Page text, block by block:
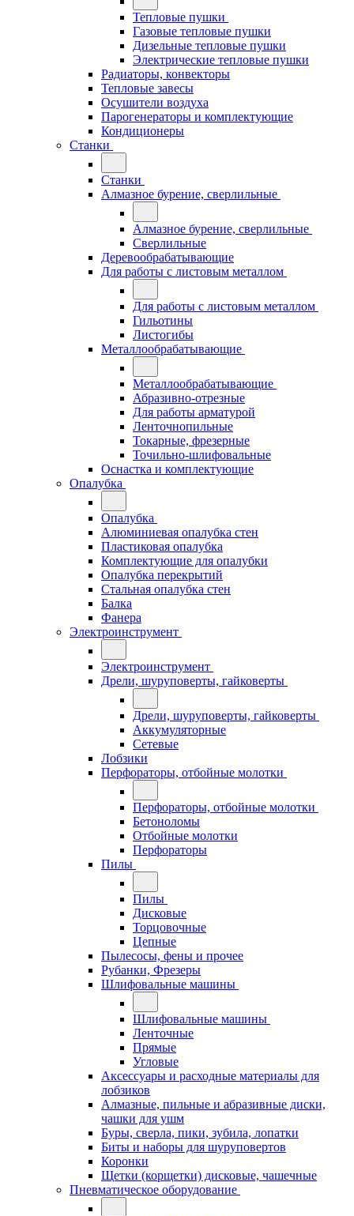
Тепловые пушки
Газовые тепловые пушки
Дизельные тепловые пушки
Электрические тепловые пушки
Радиаторы, конвекторы
Тепловые завесы
Осушители воздуха
Парогенераторы и комплектующие
Кондиционеры
Станки
Станки
Алмазное бурение, сверлильные
Алмазное бурение, сверлильные
Сверлильные
Деревообрабатывающие
Для работы с листовым металлом
Для работы с листовым металлом
Гильотины
Листогибы
Металлообрабатывающие
Металлообрабатывающие
Абразивно-отрезные
Для работы арматурой
Ленточнопильные
Токарные, фрезерные
Точильно-шлифовальные
Оснастка и комплектующие
Опалубка
Опалубка
Алюминиевая опалубка стен
Пластиковая опалубка
Комплектующие для опалубки
Опалубка перекрытий
Стальная опалубка стен
Балка
Фанера
Электроинструмент
Электроинструмент
Дрели, шуруповерты, гайковерты
Дрели, шуруповерты, гайковерты
Аккумуляторные
Сетевые
Лобзики
Перфораторы, отбойные молотки
Перфораторы, отбойные молотки
Бетоноломы
Отбойные молотки
Перфораторы
Пилы
Пилы
Дисковые
Торцовочные
Цепные
Пылесосы, фены и прочее
Рубанки, Фрезеры
Шлифовальные машины
Шлифовальные машины
Ленточные
Прямые
Угловые
Аксессуары и расходные материалы для
лобзиков
Алмазные, пильные и абразивные диски,
чашки для ушм
Буры, сверла, пики, зубила, лопатки
Биты и наборы для шуруповертов
Коронки
Щетки (корщетки) дисковые, чашечные
Пневматическое оборудование